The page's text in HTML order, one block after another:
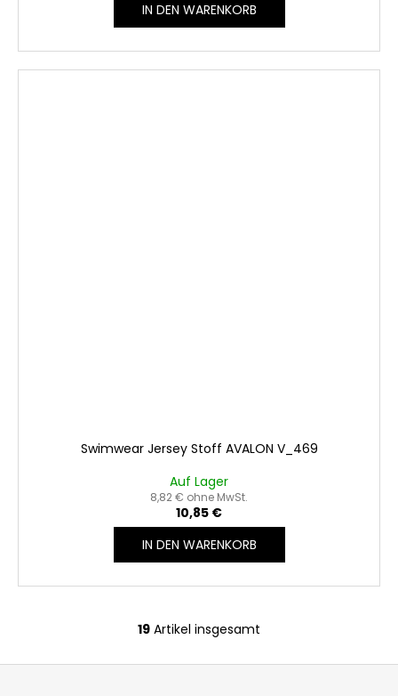
IN DEN WARENKORB
Swimwear Jersey Stoff AVALON V_469
Auf Lager
8,82 € ohne MwSt.
10,85 €
IN DEN WARENKORB
S
t
19 Artikel insgesamt